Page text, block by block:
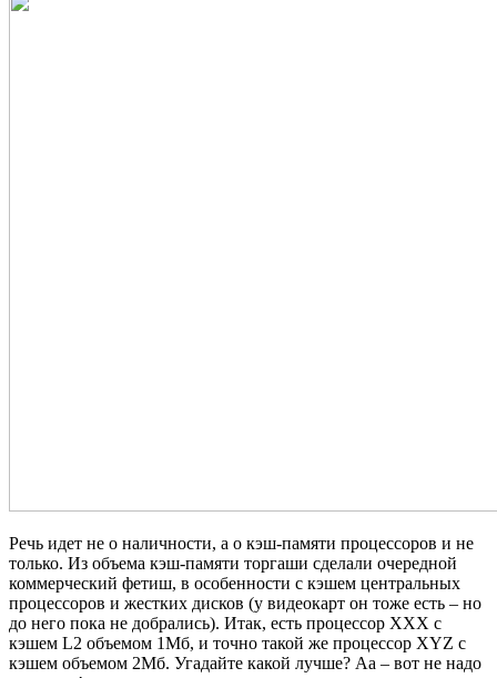
Речь идет не о наличности, а о кэш-памяти процессоров и не
только. Из объема кэш-памяти торгаши сделали очередной
коммерческий фетиш, в особенности с кэшем центральных
процессоров и жестких дисков (у видеокарт он тоже есть – но
до него пока не добрались). Итак, есть процессор ХХХ с
кэшем L2 объемом 1Мб, и точно такой же процессор XYZ с
кэшем объемом 2Мб. Угадайте какой лучше? Аа – вот не надо